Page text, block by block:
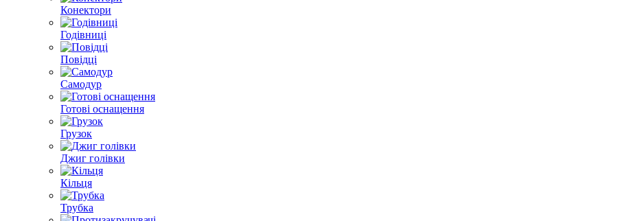
Конектори
Годівниці
Повідці
Самодур
Готові оснащення
Грузок
Джиг голівки
Кільця
Трубка